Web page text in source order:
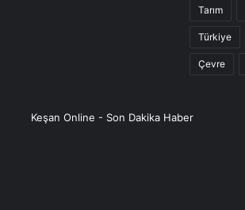
Tarım
Türkiye
Çevre
Keşan Online - Son Dakika Haber